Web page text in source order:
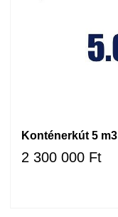
Konténerkút 5 m3
2 300 000 Ft